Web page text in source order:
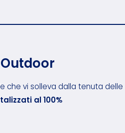
che vi solleva dalla tenuta
al 100%